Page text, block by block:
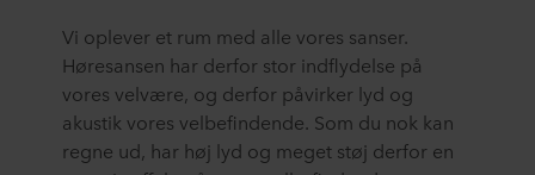
Vi oplever et rum med alle vores sanser.
Høresansen har derfor stor indflydelse på
vores velvære, og derfor påvirker lyd og
akustik vores velbefindende. Som du nok kan
regne ud, har høj lyd og meget støj derfor en